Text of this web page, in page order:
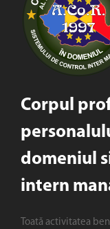
Corpul
domeniul
intern
Toată activitatea